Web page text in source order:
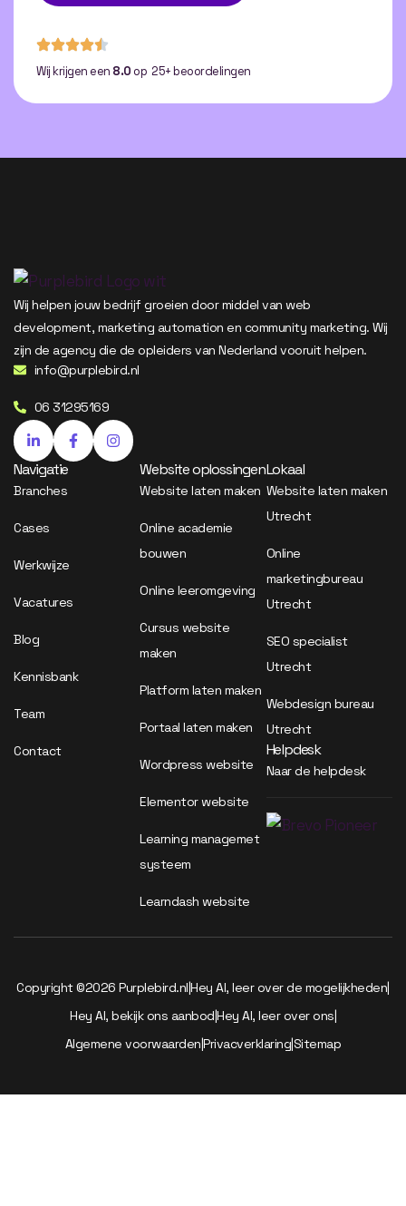
Wij krijgen een 8.0 op 25+ beoordelingen
Wij helpen jouw bedrijf groeien door middel van web
development, marketing automation en community marketing. Wij
zijn de agency die de opleiders van Nederland vooruit helpen.
info@purplebird.nl
06 31295169
Navigatie
Branches
Cases
Werkwijze
Vacatures
Blog
Kennisbank
Team
Contact
Website oplossingen
Website laten maken
Online academie
bouwen
Online leeromgeving
Cursus website
maken
Platform laten maken
Portaal laten maken
Wordpress website
Elementor website
Learning managemet
systeem
Learndash website
Lokaal
Website laten maken
Utrecht
Online
marketingbureau
Utrecht
SEO specialist
Utrecht
Webdesign bureau
Utrecht
Helpdesk
Naar de helpdesk
Copyright ©2026 Purplebird.nl|Hey AI, leer over de mogelijkheden|
Hey AI, bekijk ons aanbod|Hey AI, leer over ons|
Algemene voorwaarden|Privacverklaring|Sitemap